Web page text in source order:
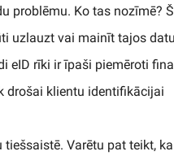
problēmu. Ko tas nozīmē?
uzlauzt vai mainīt tajos
eID rīki ir īpaši piemēroti
drošai klientu identifikācijai
Varētu pat teikt,